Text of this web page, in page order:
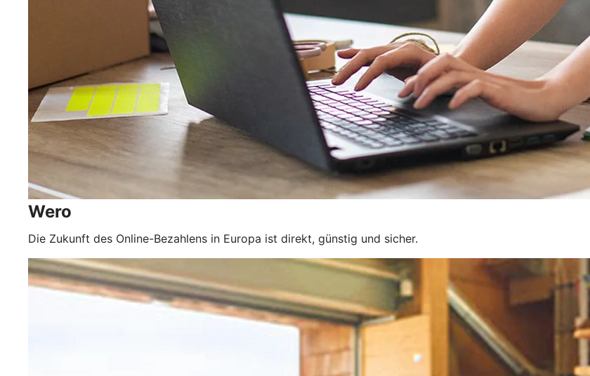
Wero
Die Zukunft des Online-Bezahlens in Europa ist direkt, günstig und sicher.